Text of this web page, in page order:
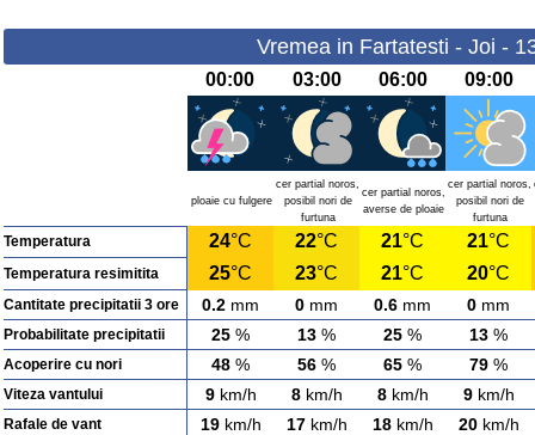
Vremea in Fartatesti - Joi -
00:00 03:00 06:00 09:00
ploaie cu fulgere
cer partial noros,
posibil nori de
furtuna
cer partial noros,
averse de ploaie
cer partial noros,
posibil nori de
furtuna
Temperatura 24°C 22°C 21°C 21°C
Temperatura resimitita 25°C 23°C 21°C 20°C
Cantitate precipitatii 3 ore 0.2 mm 0 mm 0.6 mm 0 mm
Probabilitate precipitatii 25 % 13 % 25 % 13 %
Acoperire cu nori 48 % 56 % 65 % 79 %
Viteza vantului 9km/h 8km/h 8km/h 9km/h
Rafale de vant 19km/h 17km/h 18km/h 20km/h